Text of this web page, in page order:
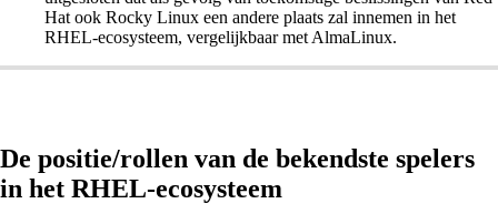
Hat ook Rocky Linux een andere plaats zal innemen in het
RHEL-ecosysteem, vergelijkbaar met AlmaLinux.
De positie/rollen van de bekendste spelers
in het RHEL-ecosysteem